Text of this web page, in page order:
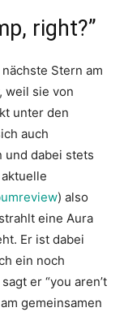
right?”
Stern am
weil sie von
unter den
auch
und dabei stets
) also
eine Aura
Er ist dabei
ein noch
er “you aren’t
gemeinsamen